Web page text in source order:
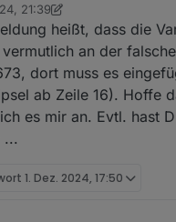
if (batsoc <=
log("Script
}
else {
if (batsoc >=
}
code
Math.floor((Setpower -
myMaxPower
= Setpower + cutoff
0
jedoch folgender Fehler:
da weiterhelfen? Vielen
21:39
heißt, dass die
an der
dort muss es
ab Zeile 16). Hoffe
es mir an. Evtl. hast
...
1. Dez. 2024, 17:50